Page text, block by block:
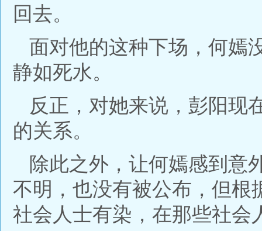
回去。
面对他的这种下场，何嫣
静如死水。
反正，对她来说，彭阳现
的关系。
除此之外，让何嫣感到意
不明，也没有被公布，但根
社会人士有染，在那些社会